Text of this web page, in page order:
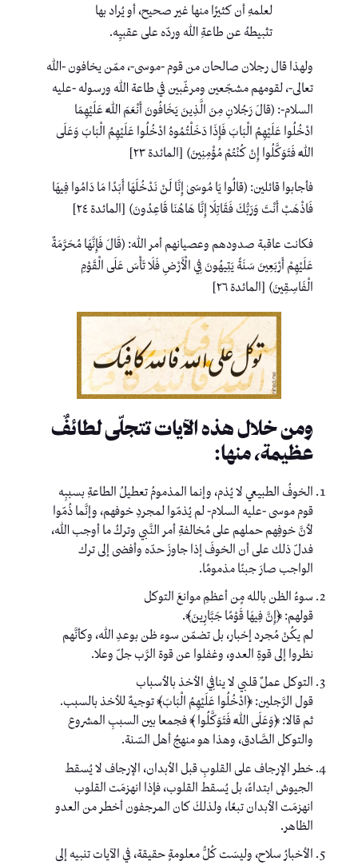
لعلمهِ أن كثيرًا منها غير صحيح، أو يُراد بها
تثبيطهُ عن طاعةِ ﷲ وردّه على عقبيِه.
ولهذا قال رجلان صالحان من قوم -موسى-، ممّن يخافون -الله
تعالى-، لقومهم مشجّعين ومرغّبين في طاعة الله ورسوله -عليه
السلام-: (قالَ رَجُلانِ مِنَ الَّذِينَ يَخَافُونَ أَنْعَمَ اللَّهُ عَلَيْهِمَا
ادْخُلُوا عَلَيْهِمُ الْبَابَ فَإِذَا دَخَلْتُمُوهُ ادْخُلُوا عَلَيْهِمُ الْبَابَ وَعَلَى
اللَّهِ فَتَوَكَّلُوا إِنْ كُنْتُمْ مُؤْمِنِينَ) [المائدة ٢٣]
فأجابوا قائلين: (قالُوا يَا مُوسَىٰ إِنَّا لَنْ نَدْخُلَهَا أَبَدًا مَا دَامُوا فِيهَا
فَاذْهَبْ أَنْتَ وَرَبُّكَ فَقَاتِلَا إِنَّا هَاهُنَا قَاعِدُونَ) [المائدة ٢٤]
فكانت عاقبة صدودهم وعصيانهم أمر الله: (قَالَ فَإِنَّهَا مُحَرَّمَةٌ
عَلَيْهِمْ أَرْبَعِينَ سَنَةً يَتِيهُونَ فِي الْأَرْضِ فَلَا تَأْسَ عَلَى الْقَوْمِ
الْفَاسِقِينَ) [المائدة ٢٦]
ومن خلال هذه الآيات تتجلّى لطائفٌ
عظيمة، منها:
الخوفُ الطبيعي لا يُذم، وإنما المذمومُ تعطيلُ الطاعةِ بسببِه
قوم موسى -عليه السلام- لم يُذمّوا لمجردِ خوفهم، وإنَّما ذُمّوا
لأنَّ خوفِهم حملهم على مُخالفةِ أمر النَّبي وتركُ ما أوجب الله،
فدلّ ذلك على أن الخوفَ إذا جاوزَ حدّه وأفضى إلى ترك
الواجب صارَ جبنًا مذمومًا.
سوءُ الظن بالله مٍن أعظمِ موانعَ التوكل
قولهم: ﴿إِنَّ فِيهَا قَوْمًا جَبَّارِينَ﴾.
لم يكُنْ مُجرد إخبار، بل تضمّن سوء ظن بوعدِ الله، وكأنَّهم
نظروا إلى قوةِ العدو، وغفلوا عن قوة الرَّب جلّ وعلا.
التوكل عملٌ قلبي لا ينافِي الأخذ بالأسباب
قول الرَّجلين: ﴿ادْخُلُوا عَلَيْهِمُ الْبَابَ﴾ توجيهٌ للأخذ بالسبب.
ثم قالا: ﴿وَعَلَى اللَّهِ فَتَوَكَّلُوا ﴾ فجمعا بين السببِ المشروع
والتوكل الصَّادق، وهذا هو منهجُ أهل السّنة.
خطر الإرجاف على القلوبِ قبل الأبدان، الإرجاف لا يُسقط
الجيوش ابتداءً، بل يُسقط القلوب، فإذا انهزمَت القلوب
انهزمَت الأبدان تبعًا، ولذلكَ كان المرجفون أخطر من العدو
الظاهر.
الأخبارُ سلاح، وليسَت كُلُّ معلومةٍ حقيقة، في الآيات تنبيه إلى